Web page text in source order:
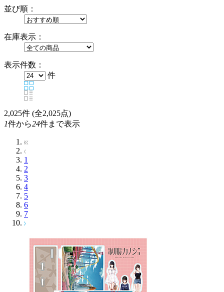
並び順：
在庫表示：
表示件数：
件
2,025件 (全2,025点)
1件から24件まで表示
1
2
3
4
5
6
7